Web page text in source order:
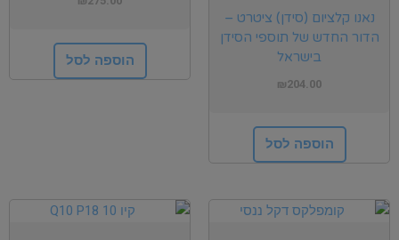
נאנו קלציום (סידן) ציטרט –
הדור החדש של תוספי הסידן
בישראל
₪204.00
הוספה לסל
הוספה לסל